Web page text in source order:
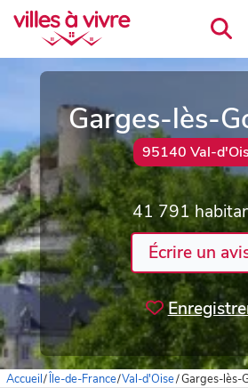
Garges-lès-
95140 Val-
41 791
Écrire un
Accueil/Île-de-France/Val-d'Oise/Garges-lès-